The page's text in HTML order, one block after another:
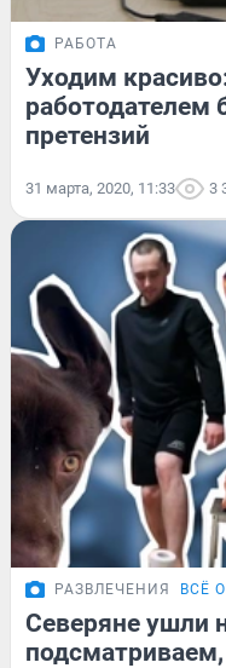
РАБОТА
Уходим
работодателем
претензий
31 марта, 2020, 11:33 3
РАЗВЛЕЧЕНИЯ ВСЁ
Северяне ушли